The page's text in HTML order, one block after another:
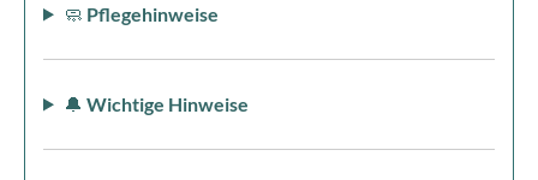
🧼 Pflegehinweise
🔔 Wichtige Hinweise